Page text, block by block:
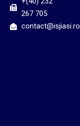
267 705
contact@isjiasi.ro